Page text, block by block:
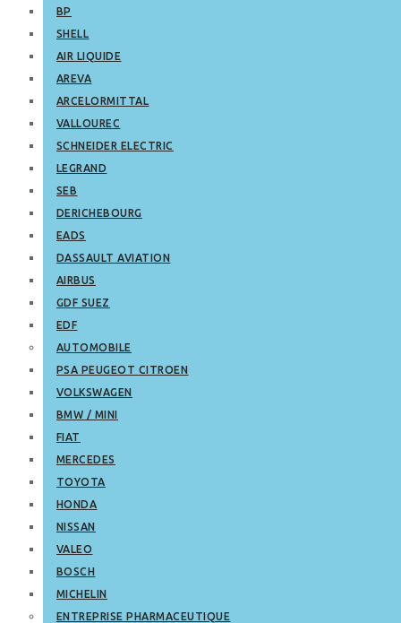
BP
SHELL
AIR LIQUIDE
AREVA
ARCELORMITTAL
VALLOUREC
SCHNEIDER ELECTRIC
LEGRAND
SEB
DERICHEBOURG
EADS
DASSAULT AVIATION
AIRBUS
GDF SUEZ
EDF
AUTOMOBILE
PSA PEUGEOT CITROEN
VOLKSWAGEN
BMW / MINI
FIAT
MERCEDES
TOYOTA
HONDA
NISSAN
VALEO
BOSCH
MICHELIN
ENTREPRISE PHARMACEUTIQUE